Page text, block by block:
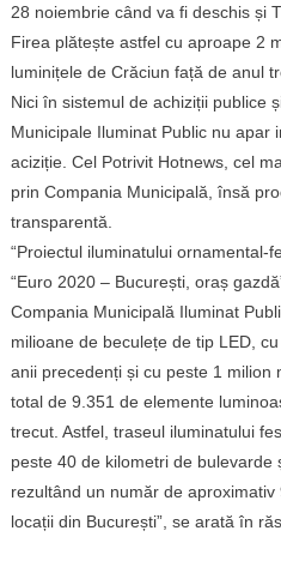
28 noiembrie când va fi deschis și
Firea plătește astfel cu aproape 2
luminițele de Crăciun față de anul
Nici în sistemul de achiziții publice
Municipale Iluminat Public nu apar
aciziție. Cel Potrivit Hotnews, cel
prin Compania Municipală, însă
transparentă.
“Proiectul iluminatului ornamental-
“Euro 2020 – București, oraș
Compania Municipală Iluminat
milioane de beculețe de tip LED,
anii precedenți și cu peste 1 milion
total de 9.351 de elemente
trecut. Astfel, traseul iluminatului
peste 40 de kilometri de bulevarde
rezultând un număr de
locații din București”, se arată în